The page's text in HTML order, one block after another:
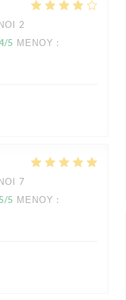
2
/5 ΜΕΝΟΎ :
7
/5 ΜΕΝΟΎ :